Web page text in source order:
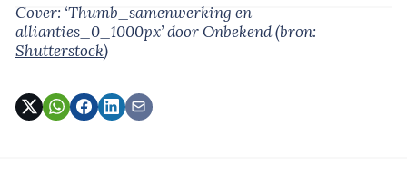
Cover: ‘Thumb_samenwerking en
allianties_0_1000px’door Onbekend(bron:
Shutterstock)